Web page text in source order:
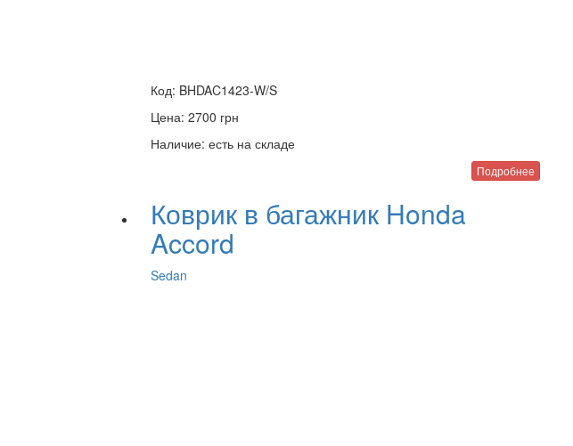
Код: BHDAC1423-W/S
Цена: 2700 грн
Наличие: есть на складе
Подробнее
Коврик в багажник Honda
Accord
Sedan